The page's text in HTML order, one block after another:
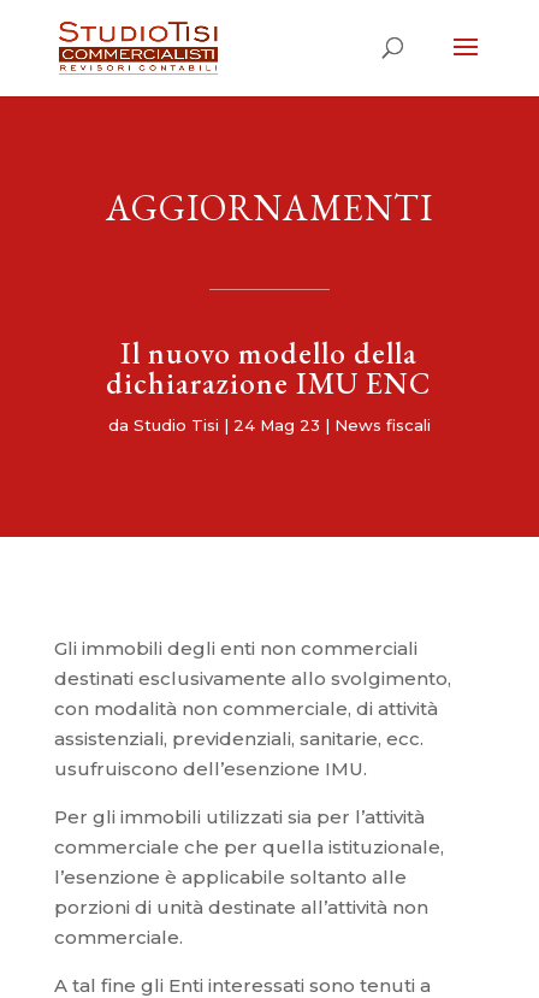
AGGIORNAMENTI
Il nuovo modello della
dichiarazione IMU ENC
da Studio Tisi | 24 Mag 23 | News fiscali
Gli immobili degli enti non commerciali
destinati esclusivamente allo svolgimento,
con modalità non commerciale, di attività
assistenziali, previdenziali, sanitarie, ecc.
usufruiscono dell’esenzione IMU.
Per gli immobili utilizzati sia per l’attività
commerciale che per quella istituzionale,
l’esenzione è applicabile soltanto alle
porzioni di unità destinate all’attività non
commerciale.
A tal fine gli Enti interessati sono tenuti a